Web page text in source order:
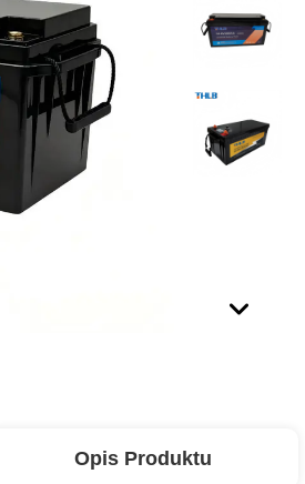
Opis Produktu